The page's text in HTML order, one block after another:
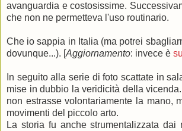
avanguardia e costosissime.
che non ne permetteva l'uso routinario.
Che io sappia in Italia (ma potrei
dovunque...). [Aggiornamento: invece è
In seguito alla serie di foto scattate in
mise in dubbio la veridicità della
non estrasse volontariamente la mano,
movimenti del piccolo arto.
La storia fu anche strumentalizzata